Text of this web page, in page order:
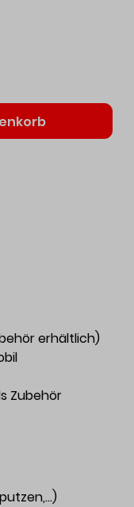
erhältlich)
Zubehör